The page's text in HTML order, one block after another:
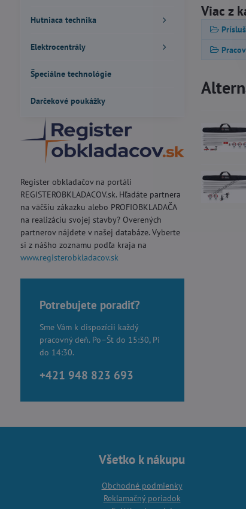
Viac z
Hutniaca technika
Elektrocentrály
Špeciálne technológie
Darčekové poukážky
Register obkladačov na portáli
REGISTEROBKLADACOV.sk. Hľadáte partnera
na väčšiu zákazku alebo PROFIOBKLADAČA
na realizáciu svojej stavby? Overených
partnerov nájdete v našej databáze. Vyberte
si z nášho zoznamu podľa kraja na
www.registerobkladacov.sk
Potrebujete poradiť?
Sme Vám k dispozícii každý
pracovný deň. Po–Št do 15:30, Pi
do 14:30.
+421 948 823 693
Všetko k nákupu
Obchodné podmienky
Reklamačný poriadok